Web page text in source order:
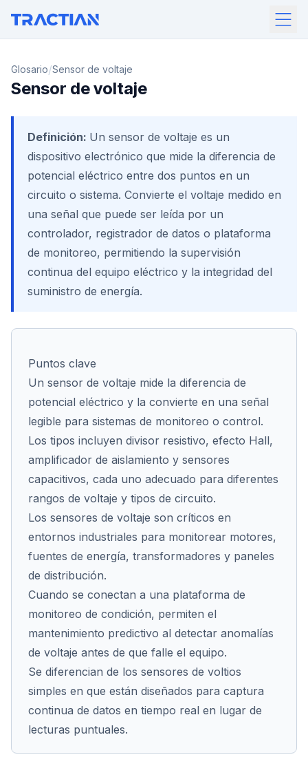
Glosario/Sensor de voltaje
Sensor de voltaje
Definición: Un sensor de voltaje es un
dispositivo electrónico que mide la diferencia de
potencial eléctrico entre dos puntos en un
circuito o sistema. Convierte el voltaje medido en
una señal que puede ser leída por un
controlador, registrador de datos o plataforma
de monitoreo, permitiendo la supervisión
continua del equipo eléctrico y la integridad del
suministro de energía.
Puntos clave
Un sensor de voltaje mide la diferencia de
potencial eléctrico y la convierte en una señal
legible para sistemas de monitoreo o control.
Los tipos incluyen divisor resistivo, efecto Hall,
amplificador de aislamiento y sensores
capacitivos, cada uno adecuado para diferentes
rangos de voltaje y tipos de circuito.
Los sensores de voltaje son críticos en
entornos industriales para monitorear motores,
fuentes de energía, transformadores y paneles
de distribución.
Cuando se conectan a una plataforma de
monitoreo de condición, permiten el
mantenimiento predictivo al detectar anomalías
de voltaje antes de que falle el equipo.
Se diferencian de los sensores de voltios
simples en que están diseñados para captura
continua de datos en tiempo real en lugar de
lecturas puntuales.